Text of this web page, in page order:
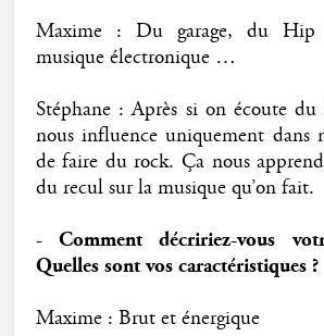
Maxime : Du garage, du
musique électronique …
Stéphane : Après si on écoute
nous influence uniquement dans
de faire du rock. Ça nous
du recul sur la musique qu’on fait.
- Comment décririez-vous
Quelles sont vos caractéristiques ?
Maxime : Brut et énergique